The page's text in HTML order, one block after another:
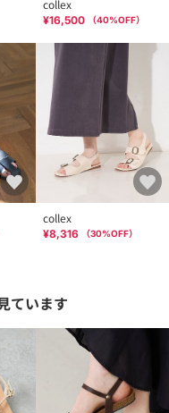
collex
¥16,500 （40%OFF）
collex
¥8,316 （30%OFF）